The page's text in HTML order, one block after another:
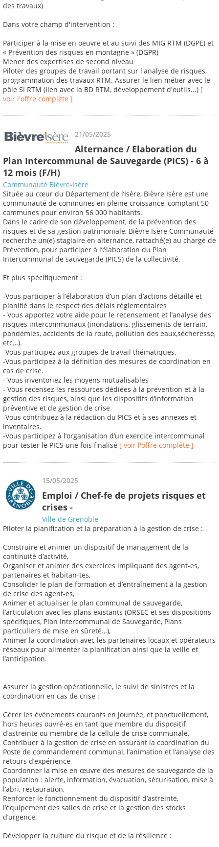
des travaux)
Dans votre champ d'intervention :
Participer à la mise en oeuvre et au suivi des MIG RTM (DGPE) et
« Prévention des risques en montagne » (DGPR)
Mener des expertises de second niveau
Piloter des groupes de travail portant sur l'analyse de risques,
programmation des travaux RTM. Assurer le lien métier avec le
pôle SI RTM (lien avec la BD RTM, développement d'outils...) [
voir l'offre complète ]
21/05/2025
Alternance / Elaboration du
Plan Intercommunal de Sauvegarde (PICS) - 6 à
12 mois (F/H)
Communauté Bièvre-Isère
Située au cœur du Département de l’Isère, Bièvre Isère est une
communauté de communes en pleine croissance, comptant 50
communes pour environ 56 000 habitants.
Dans le cadre de son développement, de la prévention des
risques et de sa gestion patrimoniale, Bièvre Isère Communauté
recherche un(e) stagiaire en alternance, rattaché(e) au chargé de
Prévention, pour participer à l’élaboration du Plan
Intercommunal de sauvegarde (PICS) de la collectivité.
Et plus spécifiquement :
-Vous participer à l’élaboration d’un plan d’actions détaillé et
planifié dans le respect des délais réglementaires
- Vous apportez votre aide pour le recensement et l’analyse des
risques intercommunaux (inondations, glissements de terrain,
pandémies, accidents de la route, pollution des eaux,sécheresse,
etc…).
-Vous participez aux groupes de travail thématiques.
-Vous participez à la définition des mesures de coordination en
cas de crise.
- Vous inventoriez les moyens mutualisables
- Vous recensez les ressources dédiées à la prévention et à la
gestion des risques, ainsi que les dispositifs d’information
préventive et de gestion de crise.
-Vous contribuez à la rédaction du PICS et à ses annexes et
inventaires.
-Vous participez à l’organisation d’un exercice intercommunal
pour tester le PICS une fois finalisé [ voir l'offre complète ]
15/05/2025
Emploi / Chef-fe de projets risques et
crises -
Ville de Grenoble
Piloter la planification et la préparation à la gestion de crise :
Construire et animer un dispositif de management de la
continuité d’activité,
Organiser et animer des exercices impliquant des agent-es,
partenaires et habitan-tes,
Consolider le plan de formation et d’entraînement à la gestion
de crise des agent-es,
Animer et actualiser le plan communal de sauvegarde,
l’articulation avec les plans existants (ORSEC et ses dispositions
spécifiques, Plan Intercommunal de Sauvegarde, Plans
particuliers de mise en sûreté…),
Animer la coordination avec les partenaires locaux et opérateurs
réseaux pour alimenter la planification ainsi que la veille et
l’anticipation.
Assurer la gestion opérationnelle, le suivi de sinistres et la
coordination en cas de crise :
Gérer les évènements courants en journée, et ponctuellement,
hors heures ouvré-es en tant que membre du dispositif
d’astreinte ou membre de la cellule de crise communale,
Contribuer à la gestion de crise en assurant la coordination du
Poste de commandement communal, l’animation et l’analyse des
retours d’expérience,
Coordonner la mise en œuvre des mesures de sauvegarde de la
population : alerte, information, évacuation, sécurisation, mise à
l’abri, restauration,
Renforcer le fonctionnement du dispositif d’astreinte,
l’équipement des salles de crise et la gestion des stocks
d’urgence.
Développer la culture du risque et de la résilience :